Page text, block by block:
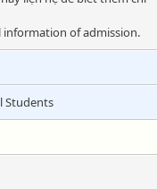
information of admission.
Students